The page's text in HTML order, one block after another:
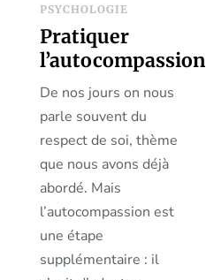
PSYCHOLOGIE
Pratiquer
l’autocompassion
De nos jours on nous
parle souvent du
respect de soi, thème
que nous avons déjà
abordé. Mais
l’autocompassion est
une étape
supplémentaire : il